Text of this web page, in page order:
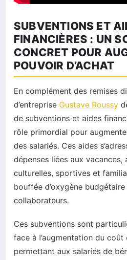
SUBVENTIONS ET
FINANCIÈRES : UN
CONCRET POUR
POUVOIR D’ACHAT
En complément des remises
d’entreprise Gustave Roussy
de subventions et aides
rôle primordial pour
des salariés. Ces aides
dépenses liées aux vacances,
culturelles, sportives et
bouffée d’oxygène
collaborateurs.
Ces subventions sont
face à l’augmentation du coût
permettant aux salariés de